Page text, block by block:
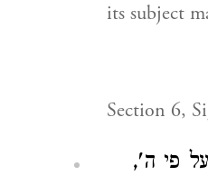
its subject
Section 6,
פי ה',